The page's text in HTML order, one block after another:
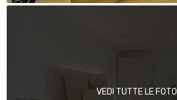
VEDI TUTTE LE FOTO